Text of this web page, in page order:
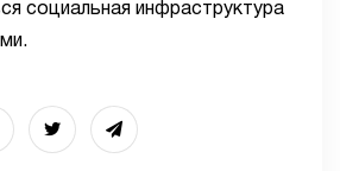
социальная инфраструктура